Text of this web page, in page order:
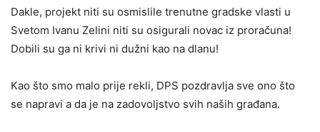
Dakle, projekt niti su osmislile trenutne gradske vlasti u
Svetom Ivanu Zelini niti su osigurali novac iz proračuna!
Dobili su ga ni krivi ni dužni kao na dlanu!
Kao što smo malo prije rekli, DPS pozdravlja sve ono što
se napravi a da je na zadovoljstvo svih naših građana.